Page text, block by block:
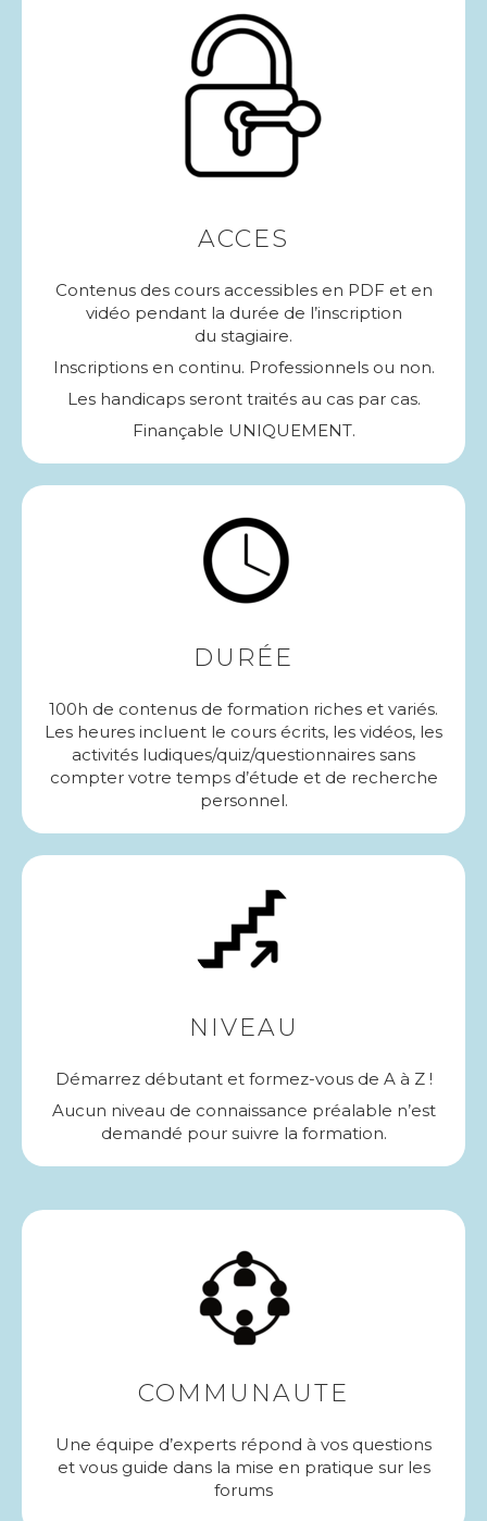
ACCES
Contenus des cours accessibles en PDF et en
vidéo pendant la durée de l’inscription
du stagiaire.
Inscriptions en continu. Professionnels ou non.
Les handicaps seront traités au cas par cas.
Finançable UNIQUEMENT.
DURÉE
100h de contenus de formation riches et variés.
Les heures incluent le cours écrits, les vidéos, les
activités ludiques/quiz/questionnaires sans
compter votre temps d’étude et de recherche
personnel.
NIVEAU
Démarrez débutant et formez-vous de A à Z !
Aucun niveau de connaissance préalable n’est
demandé pour suivre la formation.
COMMUNAUTE
Une équipe d’experts répond à vos questions
et vous guide dans la mise en pratique sur les
forums